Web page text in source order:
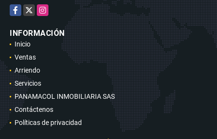
Facebook
X Instagram
INFORMACIÓN
Inicio
Ventas
Arriendo
Servicios
PANAMACOL INMOBILIARIA SAS
Contáctenos
Políticas de privacidad